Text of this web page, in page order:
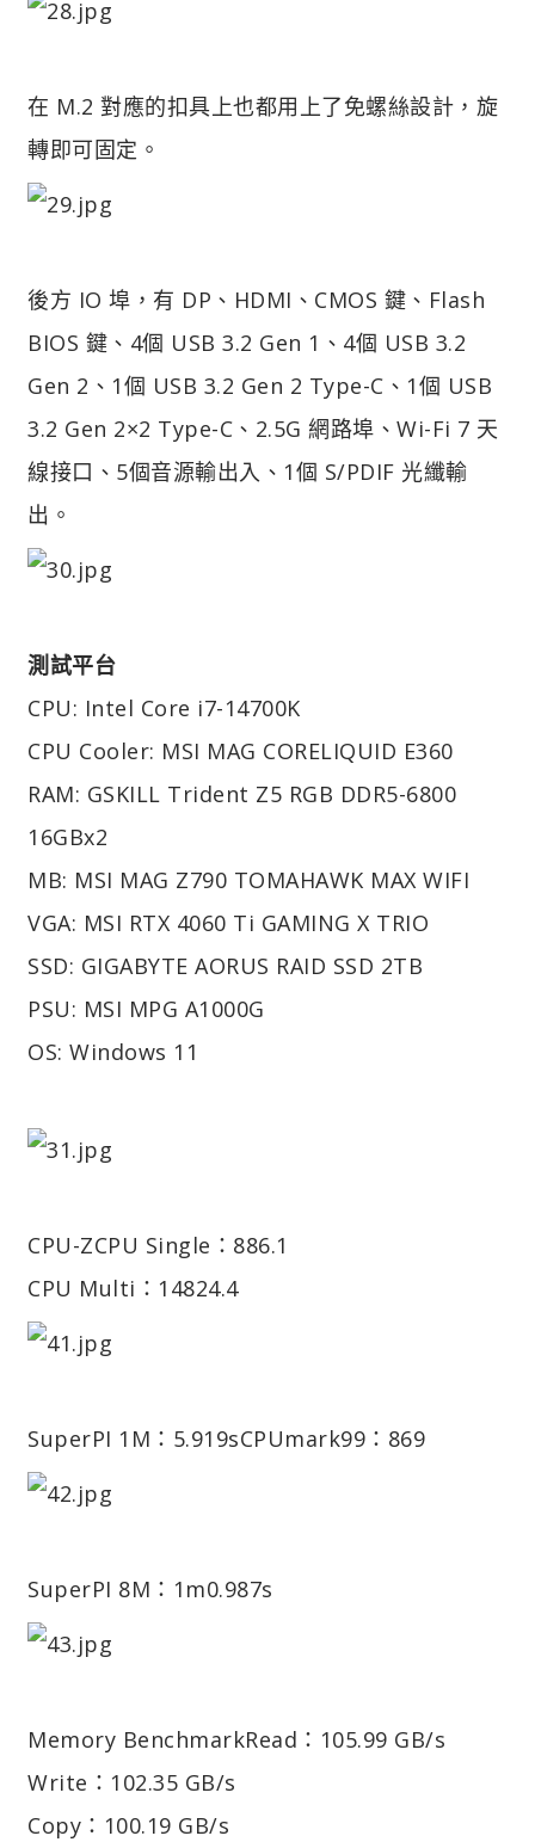
在 M.2 對應的扣具上也都用上了免螺絲設計，旋
轉即可固定。
後方 IO 埠，有 DP、HDMI、CMOS 鍵、Flash
BIOS 鍵、4個 USB 3.2 Gen 1、4個 USB 3.2
Gen 2、1個 USB 3.2 Gen 2 Type-C、1個 USB
3.2 Gen 2×2 Type-C、2.5G 網路埠、Wi-Fi 7 天
線接口、5個音源輸出入、1個 S/PDIF 光纖輸
出。
測試平台
CPU: Intel Core i7-14700K
CPU Cooler: MSI MAG CORELIQUID E360
RAM: GSKILL Trident Z5 RGB DDR5-6800
16GBx2
MB: MSI MAG Z790 TOMAHAWK MAX WIFI
VGA: MSI RTX 4060 Ti GAMING X TRIO
SSD: GIGABYTE AORUS RAID SSD 2TB
PSU: MSI MPG A1000G
OS: Windows 11
CPU-ZCPU Single：886.1
CPU Multi：14824.4
SuperPI 1M：5.919sCPUmark99：869
SuperPI 8M：1m0.987s
Memory BenchmarkRead：105.99 GB/s
Write：102.35 GB/s
Copy：100.19 GB/s